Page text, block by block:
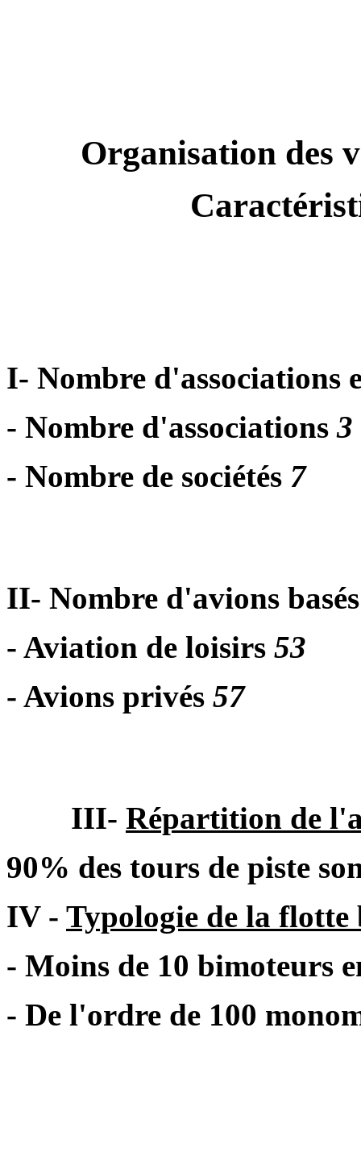
Organisation des
I- Nombre d'associations
- Nombre d'associations3
- Nombre de sociétés 7
II- Nombre d'avions
- Aviation de loisirs 53
- Avions privés 57
III- Répartition de
90% des tours de piste
IV - Typologie de la flotte
- Moins de 10 bimoteurs
- De l'ordre de 100